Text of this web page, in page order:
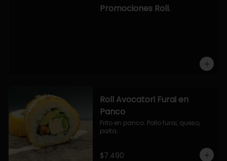
OPCION2:
- salmon, queso, palta, envuelto en
Promociones Roll.
Roll Avocatori Furai en
Panco
Frito en panco. Pollo furai, queso,
palta.
$7.490